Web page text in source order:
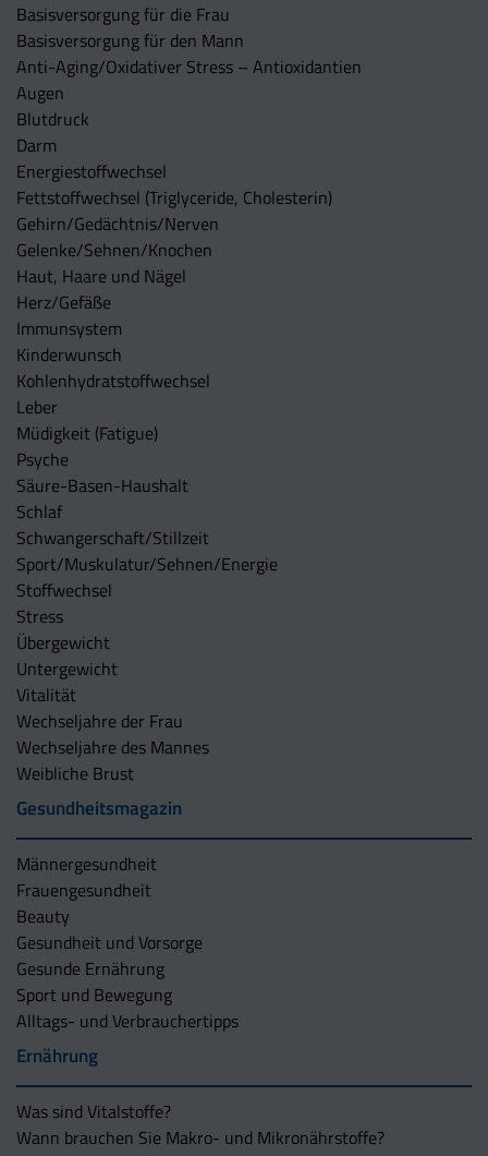
Basisversorgung für die Frau
Basisversorgung für den Mann
Anti-Aging/Oxidativer Stress – Antioxidantien
Augen
Blutdruck
Darm
Energiestoffwechsel
Fettstoffwechsel (Triglyceride, Cholesterin)
Gehirn/Gedächtnis/Nerven
Gelenke/Sehnen/Knochen
Haut, Haare und Nägel
Herz/Gefäße
Immunsystem
Kinderwunsch
Kohlenhydratstoffwechsel
Leber
Müdigkeit (Fatigue)
Psyche
Säure-Basen-Haushalt
Schlaf
Schwangerschaft/Stillzeit
Sport/Muskulatur/Sehnen/Energie
Stoffwechsel
Stress
Übergewicht
Untergewicht
Vitalität
Wechseljahre der Frau
Wechseljahre des Mannes
Weibliche Brust
Gesundheitsmagazin
Männergesundheit
Frauengesundheit
Beauty
Gesundheit und Vorsorge
Gesunde Ernährung
Sport und Bewegung
Alltags- und Verbrauchertipps
Ernährung
Was sind Vitalstoffe?
Wann brauchen Sie Makro- und Mikronährstoffe?